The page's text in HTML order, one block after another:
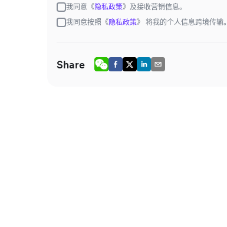
我同意《隐私政策》及接收营销信息。
我同意按照《隐私政策》 将我的个人信息跨境传输。
Share